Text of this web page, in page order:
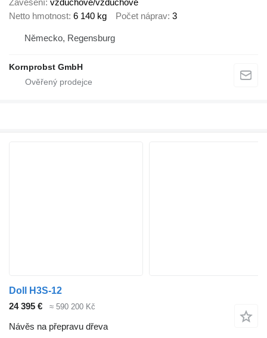
Netto hmotnost 6 140 kg Počet náprav 3
Německo, Regensburg
Kornprobst GmbH
Doll H3S-12
24 395 €
≈ 590 200 Kč
Návěs na přepravu dřeva